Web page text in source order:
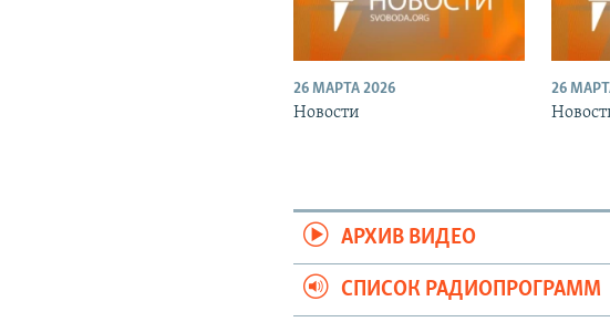
26 МАРТА 2026
Новости
26
АРХИВ ВИДЕО
СПИСОК РАДИОПРОГРАММ